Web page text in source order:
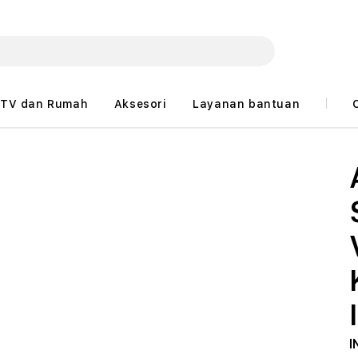
TV dan Rumah Aksesori Layanan bantuan